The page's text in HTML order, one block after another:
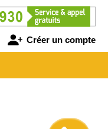
Créer un compte